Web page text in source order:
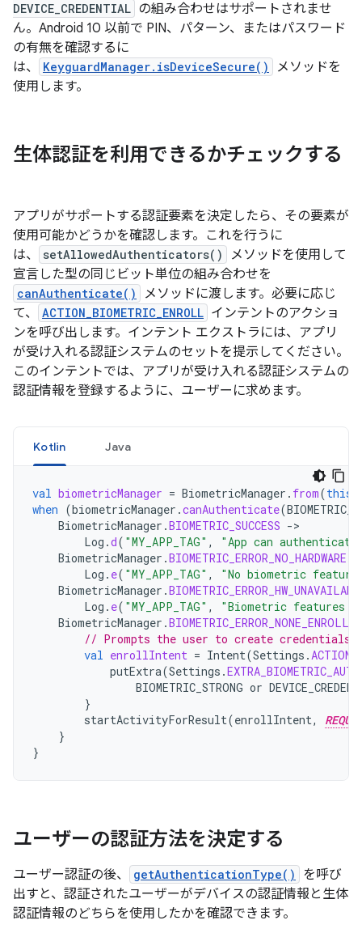
DEVICE_CREDENTIAL の組み合わせはサポートされませ
ん。Android 10 以前で PIN、パターン、またはパスワード
の有無を確認するに
は、
KeyguardManager.isDeviceSecure()
メソッドを
使用します。
生体認証を利用できるかチェックする
アプリがサポートする認証要素を決定したら、その要素が
使用可能かどうかを確認します。これを行うに
は、
setAllowedAuthenticators()
メソッドを使用して
宣言した型の同じビット単位の組み合わせを
canAuthenticate()
メソッドに渡します。必要に応じ
て、
ACTION_BIOMETRIC_ENROLL インテントのアクショ
ンを呼び出します。インテント エクストラには、アプリ
が受け入れる認証システムのセットを提示してください。
このインテントでは、アプリが受け入れる認証システムの
認証情報を登録するように、ユーザーに求めます。
Kotlin Java
val biometricManager = BiometricManager . from(this
when (biometricManager .canAuthenticate(
BiometricManager .BIOMETRIC_SUCCESS -
Log .d( "MY_APP_TAG" ,
"App can
BiometricManager .BIOMETRIC_ERROR_NO_HARDWARE
Log . e( "MY_APP_TAG" ,
"No biometric
BiometricManager .
Log . e( "MY_APP_TAG" ,
"Biometric features
BiometricManager .BIOMETRIC_ERROR_NONE_ENROLLED
// Prompts the user to create credentials
val enrollIntent = Intent(Settings .
putExtra(Settings .
BIOMETRIC_STRONG or
}
startActivityForResult(enrollIntent,
}
}
ユーザーの認証方法を決定する
ユーザー認証の後、 getAuthenticationType()
を呼び
出すと、認証されたユーザーがデバイスの認証情報と生体
認証情報のどちらを使用したかを確認できます。